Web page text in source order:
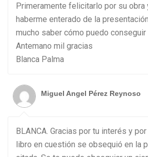
Primeramente felicitarlo por su obra
haberme enterado de la
mucho saber cómo puedo conseguir
Antemano mil gracias
Blanca Palma
Miguel Angel Pérez Reynoso
BLANCA. Gracias por tu interés y
libro en cuestión se obsequió en la